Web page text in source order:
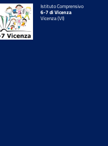
Istituto Comprensivo
6-7 di Vicenza
Vicenza (VI)